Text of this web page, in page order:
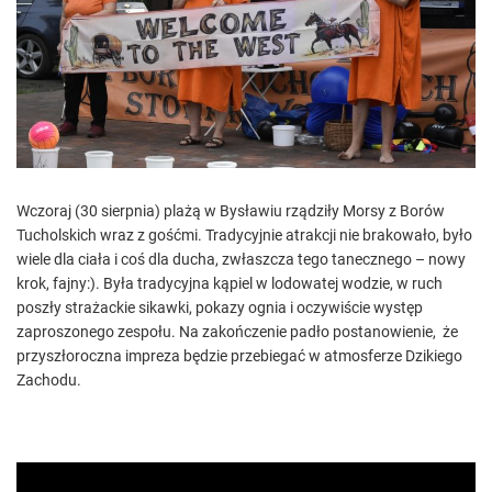
e
d
r
e
a
d
t
i
m
e
Wczoraj (30 sierpnia) plażą w Bysławiu rządziły Morsy z Borów
Tucholskich wraz z gośćmi. Tradycyjnie atrakcji nie brakowało, było
wiele dla ciała i coś dla ducha, zwłaszcza tego tanecznego – nowy
krok, fajny:). Była tradycyjna kąpiel w lodowatej wodzie, w ruch
poszły strażackie sikawki, pokazy ognia i oczywiście występ
zaproszonego zespołu. Na zakończenie padło postanowienie, że
przyszłoroczna impreza będzie przebiegać w atmosferze Dzikiego
Zachodu.